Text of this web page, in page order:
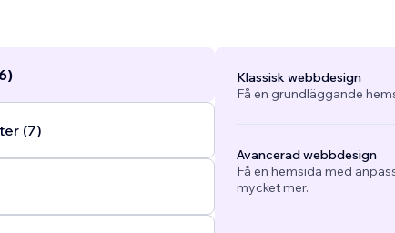
(7)
Klassisk webbdesign
Få en grundläggande
Avancerad webbdesign
Få en hemsida med
mycket mer.